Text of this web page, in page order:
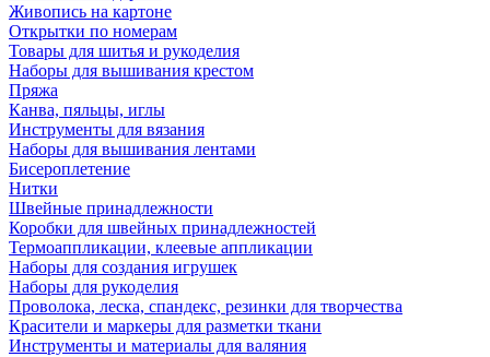
Живопись на картоне
Открытки по номерам
Товары для шитья и рукоделия
Наборы для вышивания крестом
Пряжа
Канва, пяльцы, иглы
Инструменты для вязания
Наборы для вышивания лентами
Бисероплетение
Нитки
Швейные принадлежности
Коробки для швейных принадлежностей
Термоаппликации, клеевые аппликации
Наборы для создания игрушек
Наборы для рукоделия
Проволока, леска, спандекс, резинки для творчества
Красители и маркеры для разметки ткани
Инструменты и материалы для валяния